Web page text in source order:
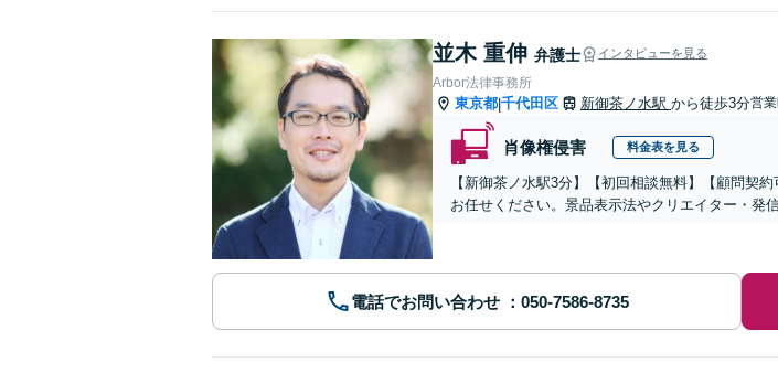
並木 重伸 弁護士 インタビューを見る
Arbor法律事務所
東京都|千代田区 新御茶ノ水駅 から徒歩3分営
肖像権侵害 料金表を見る
【新御茶ノ水駅3分】【初回相談無料】【顧問契
お任せください。景品表示法やクリエイター・発
電話でお問い合わせ